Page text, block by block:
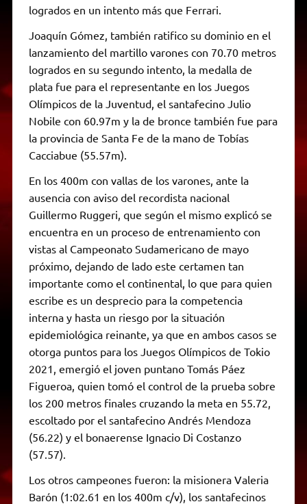
logrados en un intento más que Ferrari.
Joaquín Gómez, también ratifico su dominio en el
lanzamiento del martillo varones con 70.70 metros
logrados en su segundo intento, la medalla de
plata fue para el representante en los Juegos
Olímpicos de la Juventud, el santafecino Julio
Nobile con 60.97m y la de bronce también fue para
la provincia de Santa Fe de la mano de Tobías
Cacciabue (55.57m).
En los 400m con vallas de los varones, ante la
ausencia con aviso del recordista nacional
Guillermo Ruggeri, que según el mismo explicó se
encuentra en un proceso de entrenamiento con
vistas al Campeonato Sudamericano de mayo
próximo, dejando de lado este certamen tan
importante como el continental, lo que para quien
escribe es un desprecio para la competencia
interna y hasta un riesgo por la situación
epidemiológica reinante, ya que en ambos casos se
otorga puntos para los Juegos Olímpicos de Tokio
2021, emergió el joven puntano Tomás Páez
Figueroa, quien tomó el control de la prueba sobre
los 200 metros finales cruzando la meta en 55.72,
escoltado por el santafecino Andrés Mendoza
(56.22) y el bonaerense Ignacio Di Costanzo
(57.57).
Los otros campeones fueron: la misionera Valeria
Barón (1:02.61 en los 400m c/v), los santafecinos